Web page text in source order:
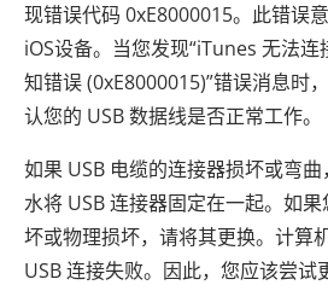
现错误代码 0xE8000015。此错误
iOS设备。当您发现“iTunes 无法
知错误 (0xE8000015)”错误消息时
认您的 USB 数据线是否正常工作。
如果 USB 电缆的连接器损坏或弯
水将 USB 连接器固定在一起。如
坏或物理损坏，请将其更换。计算
USB 连接失败。因此，您应该尝试